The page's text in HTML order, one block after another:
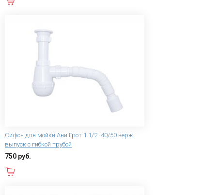
Сифон для мойки Ани Грот 1 1/2 -40/50 нерж
выпуск с гибкой трубой
750 руб.